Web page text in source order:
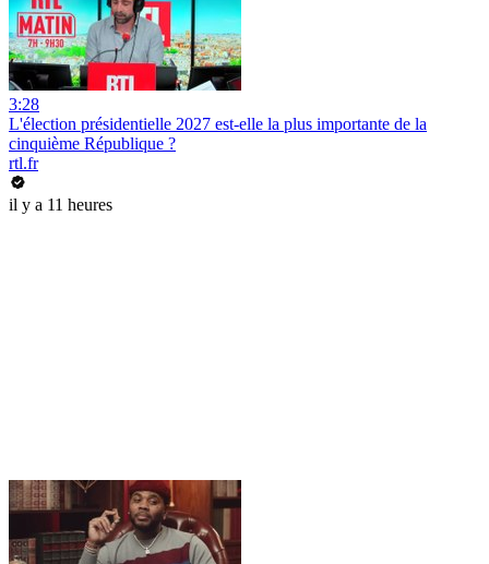
3:28
L'élection présidentielle 2027 est-elle la plus importante de la
cinquième République ?
rtl.fr
il y a 11 heures